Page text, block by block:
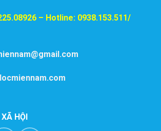
– Hotline: 0938.153.511/
HỘI